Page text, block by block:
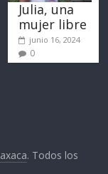
Julia, una
mujer libre
junio 16, 2024
0
. Todos los